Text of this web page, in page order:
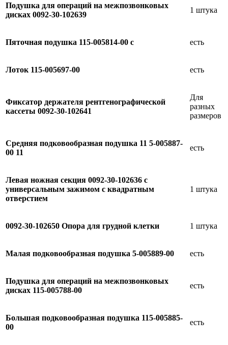
Подушка для операций на межпозвонковых
дисках 0092-30-102639
1 штука
Пяточная подушка 115-005814-00 с есть
Лоток 115-005697-00 есть
Фиксатор держателя рентгенографической
кассеты 0092-30-102641
Для
разных
размеров
Средняя подковообразная подушка 11 5-005887-
00 11
есть
Левая ножная секция 0092-30-102636 с
универсальным зажимом с квадратным
отверстием
1 штука
0092-30-102650 Опора для грудной клетки 1 штука
Малая подковообразная подушка 5-005889-00 есть
Подушка для операций на межпозвонковых
дисках 115-005788-00
есть
Большая подковообразная подушка 115-005885-
00
есть